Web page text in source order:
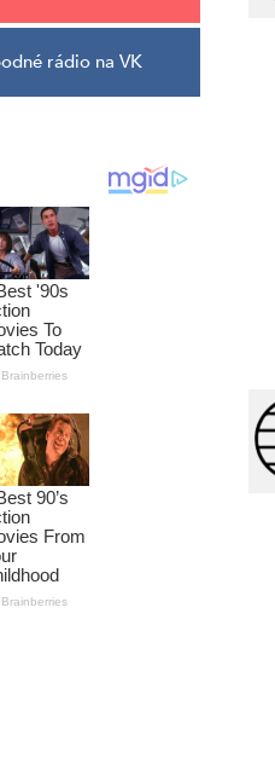
rádio na VK